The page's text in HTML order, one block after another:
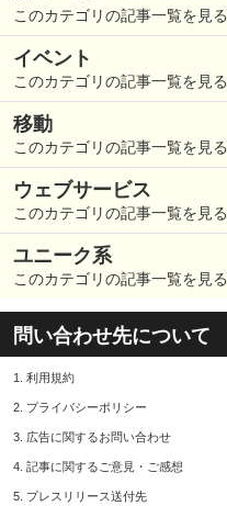
このカテゴリの記事一覧を見る
イベント
このカテゴリの記事一覧を見る
移動
このカテゴリの記事一覧を見る
ウェブサービス
このカテゴリの記事一覧を見る
ユニーク系
このカテゴリの記事一覧を見る
問い合わせ先について
1. 利用規約
2. プライバシーポリシー
3. 広告に関するお問い合わせ
4. 記事に関するご意見・ご感想
5. プレスリリース送付先